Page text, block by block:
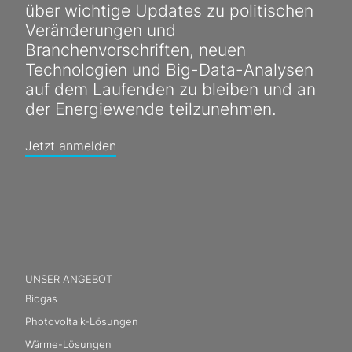
über wichtige Updates zu politischen
Veränderungen und
Branchenvorschriften, neuen
Technologien und Big-Data-Analysen
auf dem Laufenden zu bleiben und an
der Energiewende teilzunehmen.
Jetzt anmelden
UNSER ANGEBOT
Biogas
Photovoltaik-Lösungen
Wärme-Lösungen